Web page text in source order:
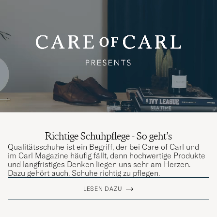
Richtige Schuhpflege - So geht's
Qualitätsschuhe ist ein Begriff, der bei Care of Carl und
im Carl Magazine häufig fällt, denn hochwertige Produkte
und langfristiges Denken liegen uns sehr am Herzen.
Dazu gehört auch, Schuhe richtig zu pflegen.
LESEN DAZU